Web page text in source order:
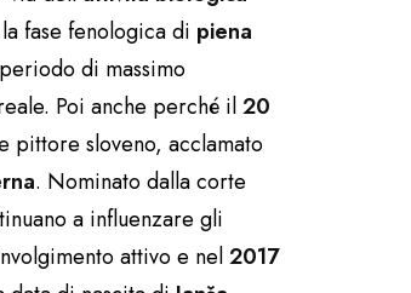
fase fenologica di piena
di massimo
Poi anche perché il20
pittore sloveno, acclamato
. Nominato dalla corte
a influenzare gli
attivo e nel2017